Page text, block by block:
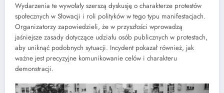
Wydarzenia te wywołały szerszą dyskusję o charakterze protestów
społecznych w Słowacji i roli polityków w tego typu manifestacjach.
Organizatorzy zapowiedzieli, że w przyszłości wprowadzą
jaśniejsze zasady dotyczące udziału osób publicznych w protestach,
aby uniknąć podobnych sytuacji. Incydent pokazał również, jak
ważne jest precyzyjne komunikowanie celów i charakteru
demonstracji.